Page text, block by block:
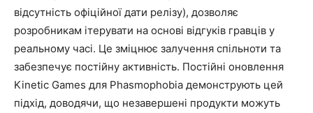
відсутність офіційної дати релізу), дозволяє
розробникам ітерувати на основі відгуків гравців у
реальному часі. Це зміцнює залучення спільноти та
забезпечує постійну активність. Постійні оновлення
Kinetic Games для Phasmophobia демонструють цей
підхід, доводячи, що незавершені продукти можуть